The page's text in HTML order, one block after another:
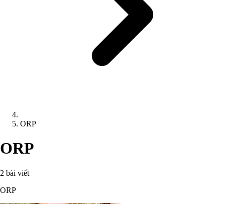
ORP
ORP
2 bài viết
ORP